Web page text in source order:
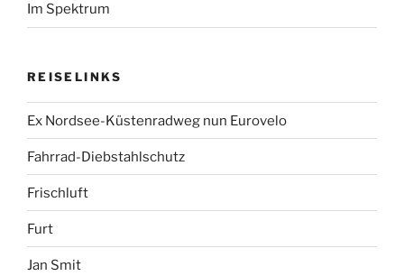
Im Spektrum
REISELINKS
Ex Nordsee-Küstenradweg nun Eurovelo
Fahrrad-Diebstahlschutz
Frischluft
Furt
Jan Smit